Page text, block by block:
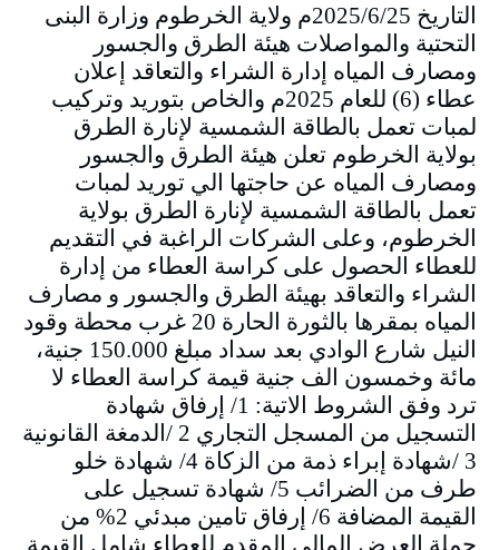
التاريخ 2025/6/25م ولاية الخرطوم وزارة البنى
التحتية والمواصلات هيئة الطرق والجسور
ومصارف المياه إدارة الشراء والتعاقد إعلان
عطاء (6) للعام 2025م والخاص بتوريد وتركيب
لمبات تعمل بالطاقة الشمسية لإنارة الطرق
بولاية الخرطوم تعلن هيئة الطرق والجسور
ومصارف المياه عن حاجتها الي توريد لمبات
تعمل بالطاقة الشمسية لإنارة الطرق بولاية
الخرطوم، وعلى الشركات الراغبة في التقديم
للعطاء الحصول على كراسة العطاء من إدارة
الشراء والتعاقد بهيئة الطرق والجسور و مصارف
المياه بمقرها بالثورة الحارة 20 غرب محطة وقود
النيل شارع الوادي بعد سداد مبلغ 150.000 جنية،
مائة وخمسون الف جنية قيمة كراسة العطاء لا
ترد وفق الشروط الاتية: 1/ إرفاق شهادة
التسجيل من المسجل التجاري 2 /الدمغة القانونية
3 /شهادة إبراء ذمة من الزكاة 4/ شهادة خلو
طرف من الضرائب 5/ شهادة تسجيل على
القيمة المضافة 6/ إرفاق تامين مبدئي 2% من
جملة العرض المالي المقدم للعطاء شامل القيمة